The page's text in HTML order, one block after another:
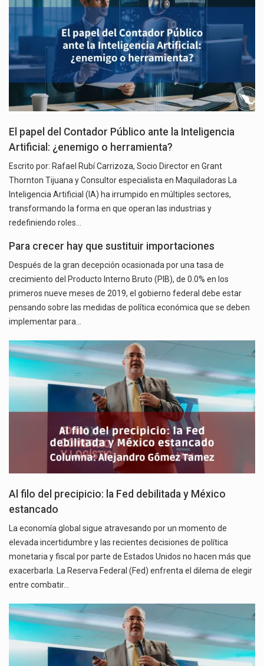
El papel del Contador Público ante la Inteligencia
Artificial: ¿enemigo o herramienta?
Escrito por: Rafael Rubí Carrizoza, Socio Director en Grant
Thornton Tijuana y Consultor especialista en Maquiladoras La
Inteligencia Artificial (IA) ha irrumpido en múltiples sectores,
transformando la forma en que operan las industrias y
redefiniendo roles…
Para crecer hay que sustituir importaciones
Después de la gran decepción ocasionada por una tasa de
crecimiento del Producto Interno Bruto (PIB), de 0.0% en los
primeros nueve meses de 2019, el gobierno federal debe estar
pensando sobre las medidas de política económica que se deben
implementar para…
Al filo del precipicio: la Fed debilitada y México
estancado
La economía global sigue atravesando por un momento de
elevada incertidumbre y las recientes decisiones de política
monetaria y fiscal por parte de Estados Unidos no hacen más que
exacerbarla. La Reserva Federal (Fed) enfrenta el dilema de elegir
entre combatir…